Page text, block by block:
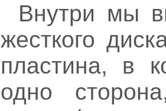
Внутри мы
жесткого
пластина, в
одно